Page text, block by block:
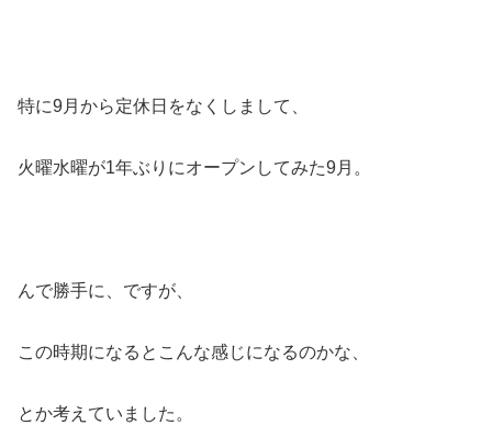
特に9月から定休日をなくしまして、
火曜水曜が1年ぶりにオープンしてみた9月。
んで勝手に、ですが、
この時期になるとこんな感じになるのかな、
とか考えていました。